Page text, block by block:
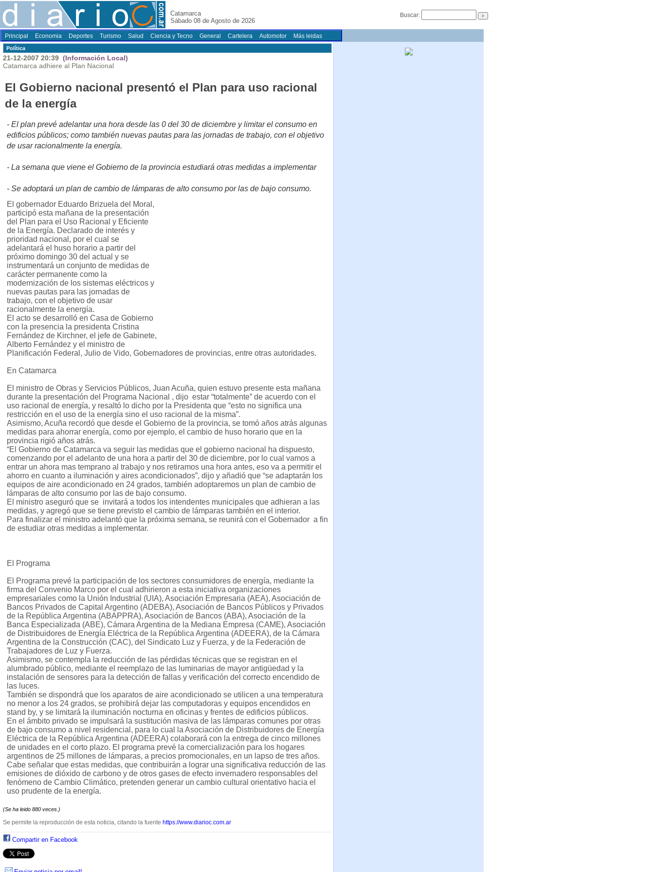
Catamarca
Sábado 08 de Agosto de 2026
Buscar:
Principal Economia Deportes Turismo Salud Ciencia y Tecno General Cartelera Automotor Más leidas
Polí­tica
21-12-2007 20:39 (Información Local)
Catamarca adhiere al Plan Nacional
El Gobierno nacional presentó el Plan para uso racional
de la energía
- El plan prevé adelantar una hora desde las 0 del 30 de diciembre y limitar el consumo en
edificios públicos; como también nuevas pautas para las jornadas de trabajo, con el objetivo
de usar racionalmente la energía.
- La semana que viene el Gobierno de la provincia estudiará otras medidas a implementar
- Se adoptará un plan de cambio de lámparas de alto consumo por las de bajo consumo.
El gobernador Eduardo Brizuela del Moral,
participó esta mañana de la presentación
del Plan para el Uso Racional y Eficiente
de la Energía. Declarado de interés y
prioridad nacional, por el cual se
adelantará el huso horario a partir del
próximo domingo 30 del actual y se
instrumentará un conjunto de medidas de
carácter permanente como la
modernización de los sistemas eléctricos y
nuevas pautas para las jornadas de
trabajo, con el objetivo de usar
racionalmente la energía.
El acto se desarrolló en Casa de Gobierno
con la presencia la presidenta Cristina
Fernández de Kirchner, el jefe de Gabinete,
Alberto Fernández y el ministro de
Planificación Federal, Julio de Vido, Gobernadores de provincias, entre otras autoridades.
En Catamarca
El ministro de Obras y Servicios Públicos, Juan Acuña, quien estuvo presente esta mañana
durante la presentación del Programa Nacional , dijo estar “totalmente” de acuerdo con el
uso racional de energía, y resaltó lo dicho por la Presidenta que “esto no significa una
restricción en el uso de la energía sino el uso racional de la misma”.
Asimismo, Acuña recordó que desde el Gobierno de la provincia, se tomó años atrás algunas
medidas para ahorrar energía, como por ejemplo, el cambio de huso horario que en la
provincia rigió años atrás.
“El Gobierno de Catamarca va seguir las medidas que el gobierno nacional ha dispuesto,
comenzando por el adelanto de una hora a partir del 30 de diciembre, por lo cual vamos a
entrar un ahora mas temprano al trabajo y nos retiramos una hora antes, eso va a permitir el
ahorro en cuanto a iluminación y aires acondicionados”, dijo y añadió que “se adaptarán los
equipos de aire acondicionado en 24 grados, también adoptaremos un plan de cambio de
lámparas de alto consumo por las de bajo consumo.
El ministro aseguró que se invitará a todos los intendentes municipales que adhieran a las
medidas, y agregó que se tiene previsto el cambio de lámparas también en el interior.
Para finalizar el ministro adelantó que la próxima semana, se reunirá con el Gobernador a fin
de estudiar otras medidas a implementar.
El Programa
El Programa prevé la participación de los sectores consumidores de energía, mediante la
firma del Convenio Marco por el cual adhirieron a esta iniciativa organizaciones
empresariales como la Unión Industrial (UIA), Asociación Empresaria (AEA), Asociación de
Bancos Privados de Capital Argentino (ADEBA), Asociación de Bancos Públicos y Privados
de la República Argentina (ABAPPRA), Asociación de Bancos (ABA), Asociación de la
Banca Especializada (ABE), Cámara Argentina de la Mediana Empresa (CAME), Asociación
de Distribuidores de Energía Eléctrica de la República Argentina (ADEERA), de la Cámara
Argentina de la Construcción (CAC), del Sindicato Luz y Fuerza, y de la Federación de
Trabajadores de Luz y Fuerza.
Asimismo, se contempla la reducción de las pérdidas técnicas que se registran en el
alumbrado público, mediante el reemplazo de las luminarias de mayor antigüedad y la
instalación de sensores para la detección de fallas y verificación del correcto encendido de
las luces.
También se dispondrá que los aparatos de aire acondicionado se utilicen a una temperatura
no menor a los 24 grados, se prohibirá dejar las computadoras y equipos encendidos en
stand by, y se limitará la iluminación nocturna en oficinas y frentes de edificios públicos.
En el ámbito privado se impulsará la sustitución masiva de las lámparas comunes por otras
de bajo consumo a nivel residencial, para lo cual la Asociación de Distribuidores de Energía
Eléctrica de la República Argentina (ADEERA) colaborará con la entrega de cinco millones
de unidades en el corto plazo. El programa prevé la comercialización para los hogares
argentinos de 25 millones de lámparas, a precios promocionales, en un lapso de tres años.
Cabe señalar que estas medidas, que contribuirán a lograr una significativa reducción de las
emisiones de dióxido de carbono y de otros gases de efecto invernadero responsables del
fenómeno de Cambio Climático, pretenden generar un cambio cultural orientativo hacia el
uso prudente de la energía.
(Se ha leido 880 veces.)
Se permite la reproducción de esta noticia, citando la fuente https://www.diarioc.com.ar
Compartir en Facebook